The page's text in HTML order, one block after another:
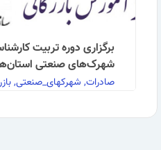
برگزاری دوره تربیت
شهرک‌های صنعتی
صادرات, شهرکهای_صنعتی,